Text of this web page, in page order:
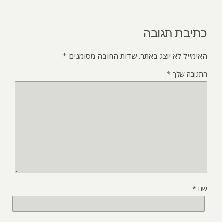
כתיבת תגובה
האימייל לא יוצג באתר.שדות החובה מסומנים *
התגובה שלך *
שם *